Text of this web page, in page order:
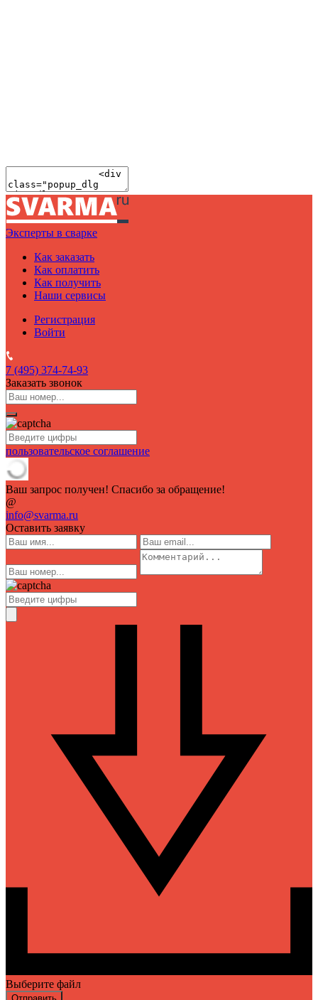
Эксперты в сварке
Как заказать
Как оплатить
Как получить
Наши сервисы
Регистрация
Войти
7 (495) 374-74-93
Заказать звонок
пользовательское соглашение
Ваш запрос получен! Спасибо за обращение!
@
info@svarma.ru
Оставить заявку
Выберите файл